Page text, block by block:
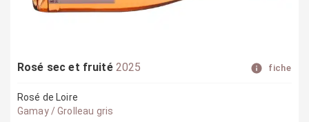
Rosé sec et fruité 2025 fiche
Rosé de Loire
Gamay / Grolleau gris